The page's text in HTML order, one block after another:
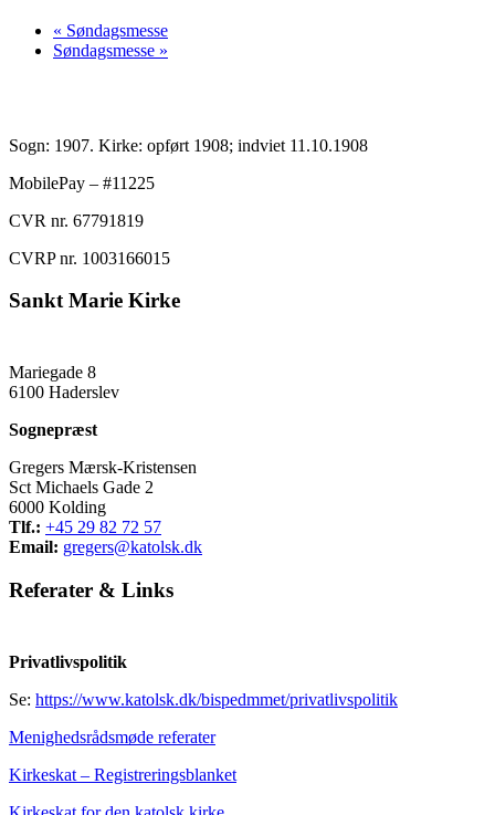
« Søndagsmesse
Søndagsmesse »
Sogn: 1907. Kirke: opført 1908; indviet 11.10.1908
MobilePay – #11225
CVR nr. 67791819
CVRP nr. 1003166015
Sankt Marie Kirke
Mariegade 8
6100 Haderslev
Sognepræst
Gregers Mærsk-Kristensen
Sct Michaels Gade 2
6000 Kolding
Tlf.: +45 29 82 72 57
Email: gregers@katolsk.dk
Referater & Links
Privatlivspolitik
Se: https://www.katolsk.dk/bispedmmet/privatlivspolitik
Menighedsrådsmøde referater
Kirkeskat – Registreringsblanket